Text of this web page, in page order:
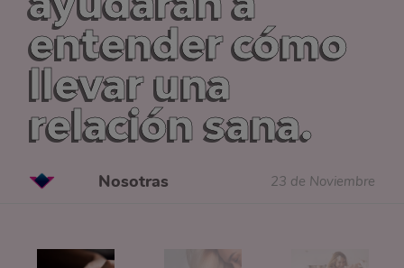
entender cómo
llevar una
relación sana.
Nosotras 23 de Noviembre